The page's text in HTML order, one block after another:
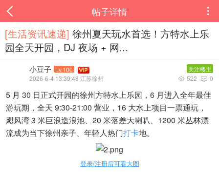
帖子详情 
[生活资讯速递‌] 徐州夏天玩水首选！方特水上乐
园全天开园，DJ 夜场 + 网...
小豆子 Lv.100
关注楼主
2026-6-4 13:39:48 江苏徐州
 0
 522
5 月 30 日正式开园的徐州方特水上乐园，6 月进入全年最佳
游玩期，全天 9:30-21:00 营业，16 大水上项目一票通玩，
飓风湾 3 米巨浪造浪池、20 米落差大喇叭、1200 米丛林漂
流成为当下徐州亲子、年轻人热门打卡地。
登录/注册后可看大图